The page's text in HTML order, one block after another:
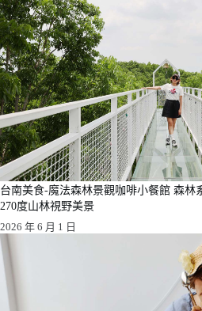
台南美食-魔法森林景觀咖啡小餐館 森林
270度山林視野美景
2026 年 6 月 1 日